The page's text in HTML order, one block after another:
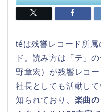
téは残響レコード所
ド。読み方は「テ」
野章宏）が残響レコ
社長としても活動し
知られており、 楽曲